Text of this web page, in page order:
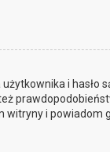
i hasło
i powiadom